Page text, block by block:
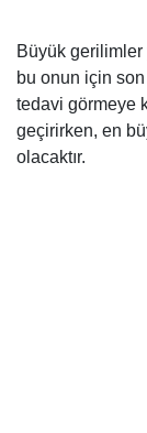
Büyük
bu onun için
tedavi görmeye
geçirirken, en
olacaktır.